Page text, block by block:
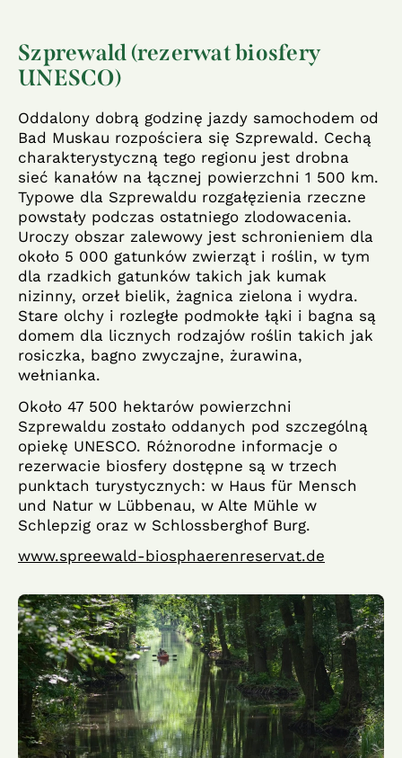
Szprewald (rezerwat biosfery
UNESCO)
Oddalony dobrą godzinę jazdy samochodem od
Bad Muskau rozpościera się Szprewald. Cechą
charakterystyczną tego regionu jest drobna
sieć kanałów na łącznej powierzchni 1 500 km.
Typowe dla Szprewaldu rozgałęzienia rzeczne
powstały podczas ostatniego zlodowacenia.
Uroczy obszar zalewowy jest schronieniem dla
około 5 000 gatunków zwierząt i roślin, w tym
dla rzadkich gatunków takich jak kumak
nizinny, orzeł bielik, żagnica zielona i wydra.
Stare olchy i rozległe podmokłe łąki i bagna są
domem dla licznych rodzajów roślin takich jak
rosiczka, bagno zwyczajne, żurawina,
wełnianka.
Około 47 500 hektarów powierzchni
Szprewaldu zostało oddanych pod szczególną
opiekę UNESCO. Różnorodne informacje o
rezerwacie biosfery dostępne są w trzech
punktach turystycznych: w Haus für Mensch
und Natur w Lübbenau, w Alte Mühle w
Schlepzig oraz w Schlossberghof Burg.
www.spreewald-biosphaerenreservat.de